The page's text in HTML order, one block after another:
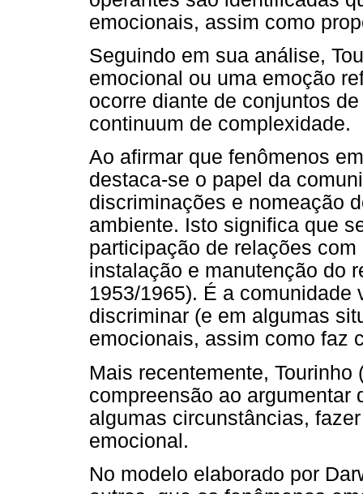
emocionais, assim como
Seguindo em sua análise,
emocional ou uma emoção
ocorre diante de conjuntos
continuum de complexidade.
Ao afirmar que fenômenos
destaca-se o papel da
discriminações e nomeação
ambiente. Isto significa que
participação de relações
instalação e manutenção do
1953/1965). É a
discriminar (e em algumas
emocionais, assim como faz
Mais recentemente,
compreensão ao argumentar
algumas circunstâncias,
emocional.
No modelo elaborado por